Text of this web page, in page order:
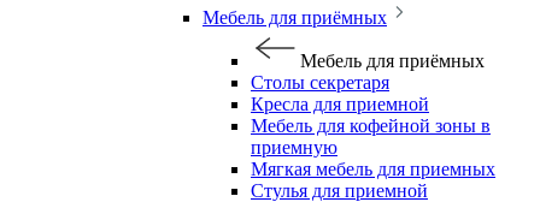
Мебель для приёмных
Мебель для приёмных
Столы секретаря
Кресла для приемной
Мебель для кофейной зоны в
приемную
Мягкая мебель для приемных
Стулья для приемной